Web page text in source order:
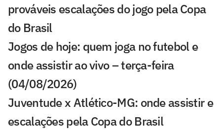
prováveis escalações do jogo pela Copa
do Brasil
Jogos de hoje: quem joga no futebol e
onde assistir ao vivo – terça-feira
(04/08/2026)
Juventude x Atlético-MG: onde assistir e
escalações pela Copa do Brasil